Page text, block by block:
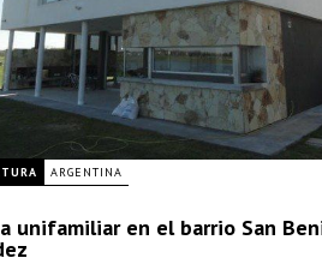
ARGENTINA
unifamiliar en el barrio San